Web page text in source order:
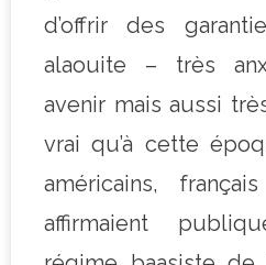
d’offrir des
alaouite – très
avenir mais aussi
vrai qu’à cette
américains,
affirmaient